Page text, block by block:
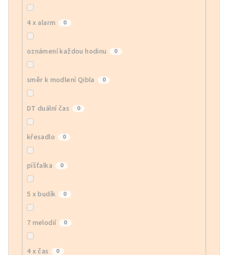
4 x alarm 0
oznámení každou hodinu 0
směr k modlení Qibla 0
DT duální čas 0
křesadlo 0
píšťalka 0
5 x budík 0
7 melodií 0
4 x čas 0